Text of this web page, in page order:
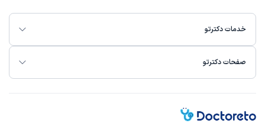
خدمات دکترتو
صفحات دکترتو